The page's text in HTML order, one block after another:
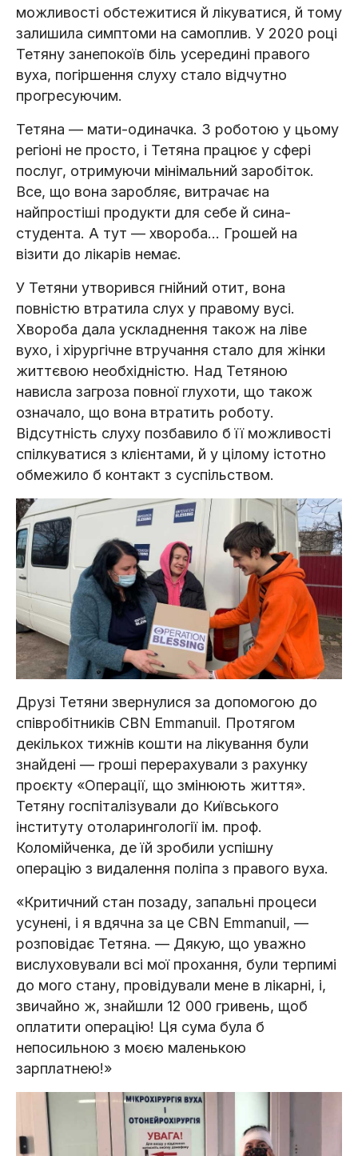
можливості обстежитися й лікуватися, й тому
залишила симптоми на самоплив. У 2020 році
Тетяну занепокоїв біль усередині правого
вуха, погіршення слуху стало відчутно
прогресуючим.
Тетяна — мати-одиначка. З роботою у цьому
регіоні не просто, і Тетяна працює у сфері
послуг, отримуючи мінімальний заробіток.
Все, що вона заробляє, витрачає на
найпростіші продукти для себе й сина-
студента. А тут — хвороба... Грошей на
візити до лікарів немає.
У Тетяни утворився гнійний отит, вона
повністю втратила слух у правому вусі.
Хвороба дала ускладнення також на ліве
вухо, і хірургічне втручання стало для жінки
життєвою необхідністю. Над Тетяною
нависла загроза повної глухоти, що також
означало, що вона втратить роботу.
Відсутність слуху позбавило б її можливості
спілкуватися з клієнтами, й у цілому істотно
обмежило б контакт з суспільством.
Друзі Тетяни звернулися за допомогою до
співробітників CBN Emmanuil. Протягом
декількох тижнів кошти на лікування були
знайдені — гроші перерахували з рахунку
проєкту «Операції, що змінюють життя».
Тетяну госпіталізували до Київського
інституту отоларингології ім. проф.
Коломійченка, де їй зробили успішну
операцію з видалення поліпа з правого вуха.
«Критичний стан позаду, запальні процеси
усунені, і я вдячна за це CBN Emmanuil, —
розповідає Тетяна. — Дякую, що уважно
вислуховували всі мої прохання, були терпимі
до мого стану, провідували мене в лікарні, і,
звичайно ж, знайшли 12 000 гривень, щоб
оплатити операцію! Ця сума була б
непосильною з моєю маленькою
зарплатнею!»